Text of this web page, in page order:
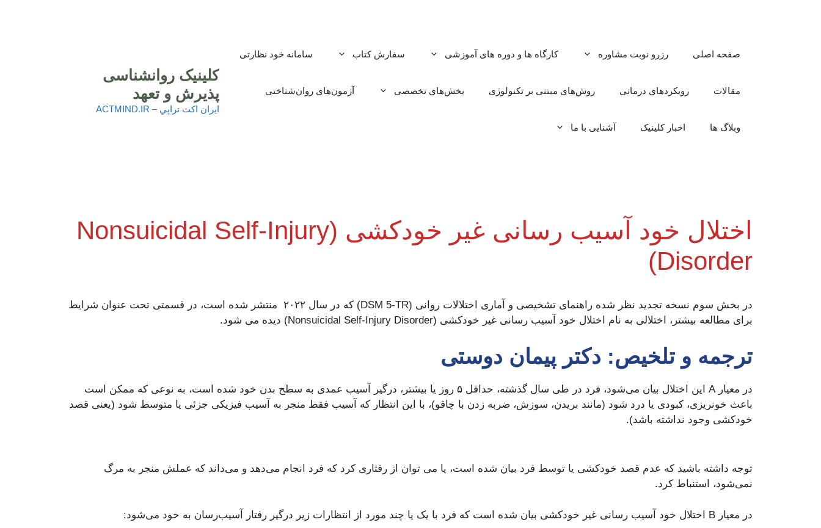
کلینیک روانشناسی
پذیرش و تعهد
ايران اكت تراپي – ACTMIND.IR
صفحه اصلی رزرو نوبت مشاوره کارگاه ها و دوره های آموزشی سفارش کتاب سامانه خود نظارتی
مقالات رویکردهای درمانی روش‌های مبتنی بر تکنولوژی بخش‌های تخصصی آزمون‌های روان‌شناختی
وبلاگ ها اخبار کلینیک آشنایی با ما
اختلال خود آسیب رسانی غیر خودکشی (Nonsuicidal Self-Injury
Disorder)
در بخش سوم نسخه تجدید نظر شده راهنمای تشخیصی و آماری اختلالات روانی (DSM 5-TR) که در سال ۲۰۲۲ منتشر شده است، در قسمتی تحت عنوان شرایط
برای مطالعه بیشتر، اختلالی به نام اختلال خود آسیب رسانی غیر خودکشی (Nonsuicidal Self-Injury Disorder) دیده می شود.
ترجمه و تلخیص: دکتر پیمان دوستی
در معیار A این اختلال بیان می‌شود، فرد در طی سال گذشته، حداقل ۵ روز یا بیشتر، درگیر آسیب عمدی به سطح بدن خود شده است، به نوعی که ممکن است
باعث خونریزی، کبودی یا درد شود (مانند بریدن، سوزش، ضربه زدن با چاقو)، با این انتظار که آسیب فقط منجر به آسیب فیزیکی جزئی یا متوسط شود (یعنی قصد
خودکشی وجود نداشته باشد).
توجه داشته باشید که عدم قصد خودکشی یا توسط فرد بیان شده است، یا می توان از رفتاری کرد که فرد انجام می‌دهد و می‌داند که عملش منجر به مرگ
نمی‌شود، استنباط کرد.
در معیار B اختلال خود آسیب رسانی غیر خودکشی بیان شده است که فرد با یک یا چند مورد از انتظارات زیر درگیر رفتار آسیب‌رسان به خود می‌شود: